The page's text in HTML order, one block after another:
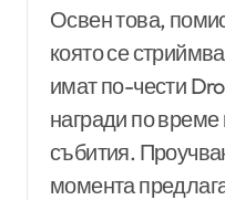
Освен това,
която се
имат по-чести
награди по
събития.
момента